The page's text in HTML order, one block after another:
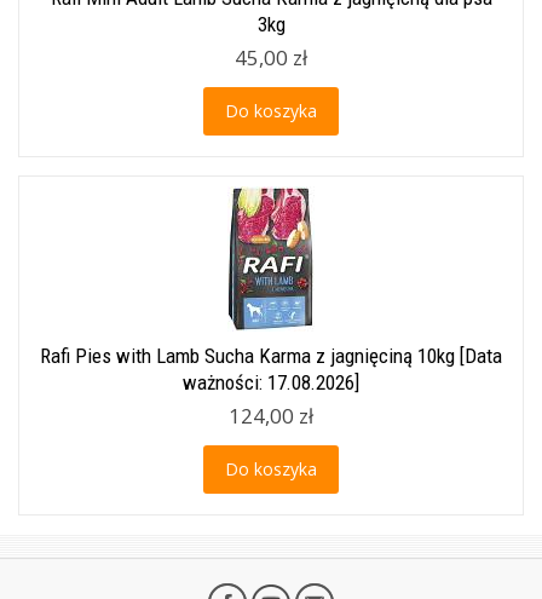
3kg
45,00 zł
Do koszyka
Rafi Pies with Lamb Sucha Karma z jagnięciną 10kg [Data
ważności: 17.08.2026]
124,00 zł
Do koszyka